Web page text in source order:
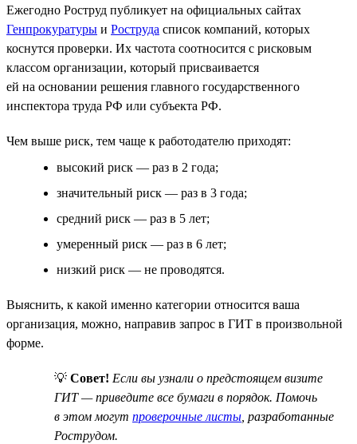
Ежегодно Роструд публикует на официальных сайтах
Генпрокуратуры и Роструда список компаний, которых
коснутся проверки. Их частота соотносится с рисковым
классом организации, который присваивается
ей на основании решения главного государственного
инспектора труда РФ или субъекта РФ.
Чем выше риск, тем чаще к работодателю приходят:
высокий риск — раз в 2 года;
значительный риск — раз в 3 года;
средний риск — раз в 5 лет;
умеренный риск — раз в 6 лет;
низкий риск — не проводятся.
Выяснить, к какой именно категории относится ваша
организация, можно, направив запрос в ГИТ в произвольной
форме.
💡 Совет! Если вы узнали о предстоящем визите
ГИТ — приведите все бумаги в порядок. Помочь
в этом могут проверочные листы , разработанные
Рострудом.